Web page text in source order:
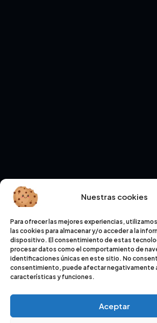
Nuestras cookies
Para ofrecer las mejores experiencias,
las cookies para almacenar y/o acceder a la
dispositivo. El consentimiento de estas
procesar datos como el comportamiento de
identificaciones únicas en este sitio. No
consentimiento, puede afectar negativamente
características y funciones.
Aceptar